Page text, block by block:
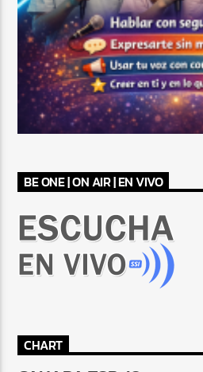
BE ONE | ON AIR | EN VIVO
CHART